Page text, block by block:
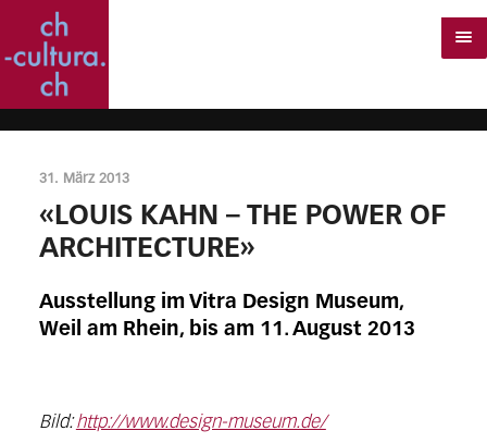
31. März 2013
«LOUIS KAHN – THE POWER OF
ARCHITECTURE»
Ausstellung im Vitra Design Museum,
Weil am Rhein, bis am 11. August 2013
Bild:http://www.design-museum.de/